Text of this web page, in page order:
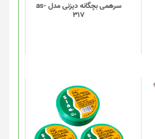
سرهمی بچگانه دیزنی مدل as-
317